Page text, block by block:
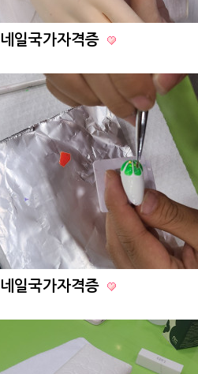
네일국가자격증
네일국가자격증